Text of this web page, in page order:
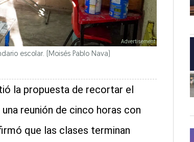
escolar. (Moisés Pablo Nava)
la propuesta de recortar el
reunión de cinco horas con
que las clases terminan